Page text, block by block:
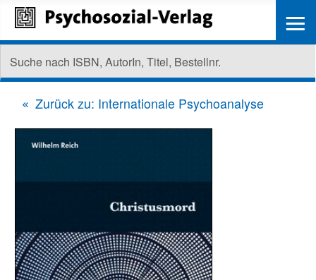
Zurück zu: Internationale Psychoanalyse
≡